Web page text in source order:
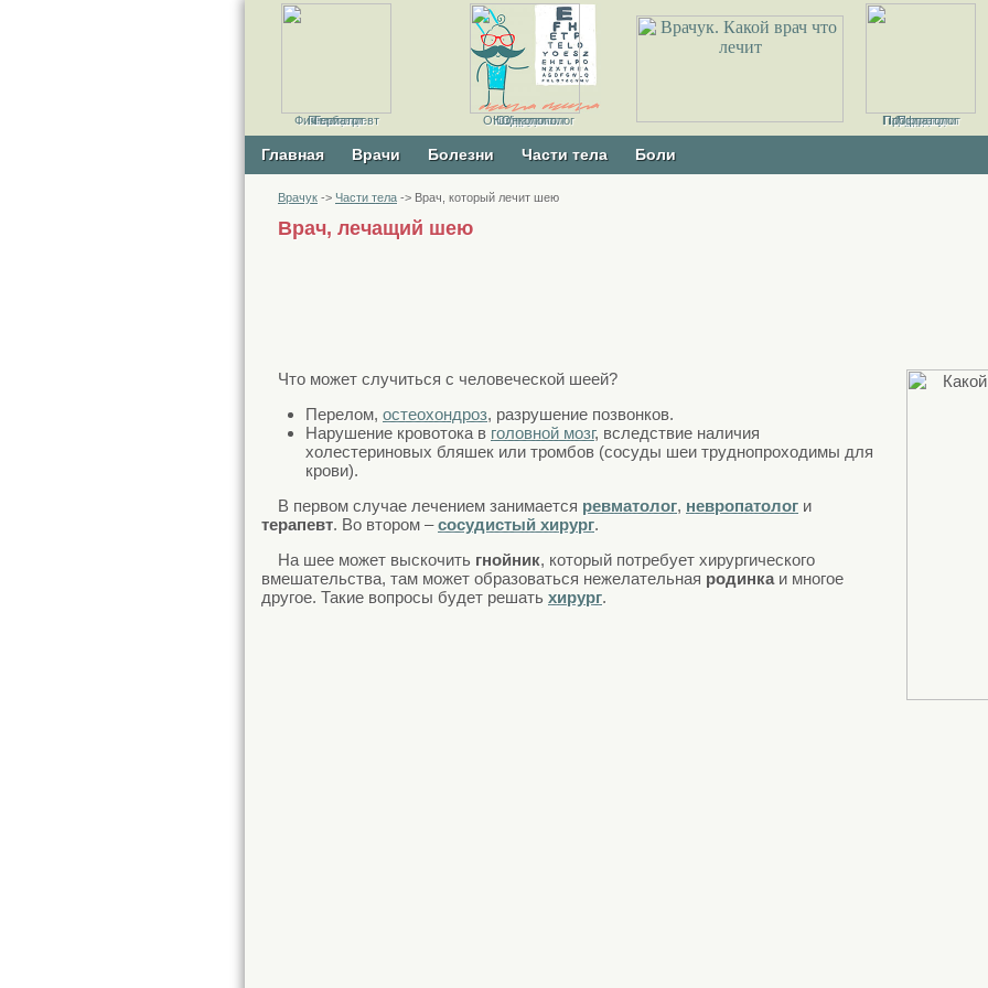
Физиотерапевт
Флеболог
Фтизиатр
Гематолог
Гериатр Хирург
Кардиолог
Отоларинголог
Неонатолог
Офтальмолог
Онколог Ортодонт
Ортопед
Пародонтолог
Педиатр
Профпатолог
Главная Врачи Болезни Части тела Боли
Врачук -> Части тела -> Врач, который лечит шею
Врач, лечащий шею
Что может случиться с человеческой шеей?
Перелом, остеохондроз, разрушение позвонков.
Нарушение кровотока в головной мозг, вследствие наличия
холестериновых бляшек или тромбов (сосуды шеи труднопроходимы для
крови).
В первом случае лечением занимается ревматолог, невропатолог и
терапевт. Во втором –сосудистый хирург.
На шее может выскочить гнойник, который потребует хирургического
вмешательства, там может образоваться нежелательная родинкаи многое
другое. Такие вопросы будет решать хирург.